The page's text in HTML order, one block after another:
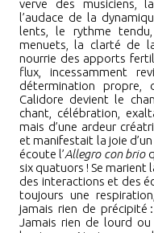
verve des musiciens,
l’audace de la
lents, le rythme
menuets, la clarté de
nourrie des apports
flux, incessamment
détermination propre,
Calidore devient le
chant, célébration,
mais d’une ardeur
et manifestait la joie
écoute l’Allegro con brio
six quatuors ! Se marient
des interactions et des
toujours une
jamais rien de précipité :
Jamais rien de lourd ou